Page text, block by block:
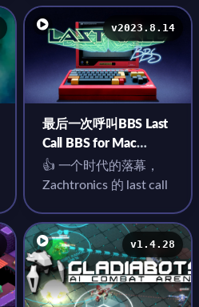
v2023.8.14
最后一次呼叫BBS Last
Call BBS for Mac
v2023.8.14 英文原生版
👍 一个时代的落幕，
Zachtronics 的 last call
v1.4.28